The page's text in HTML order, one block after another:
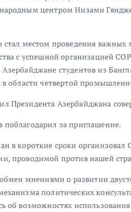
центром Низами
стал местом проведения
с успешной организацией
студентов из
в области четвертой
Президента Азербайджана
за приглашение.
в короткие сроки организовал
проводимой против нашей
обмен мнениями о развитии
политических
об возможностях